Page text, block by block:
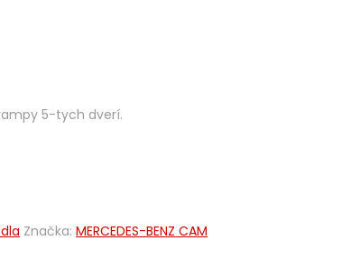
5-tych dverí.
Značka: MERCEDES-BENZ CAM